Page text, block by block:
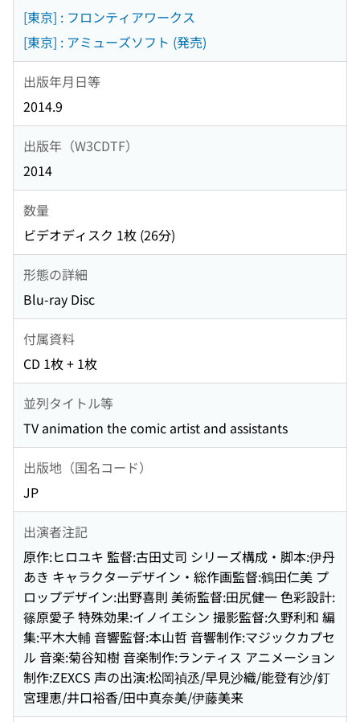
[東京] : フロンティアワークス
[東京] : アミューズソフト (発売)
出版年月日等
2014.9
出版年（W3CDTF）
2014
数量
ビデオディスク 1枚 (26分)
形態の詳細
Blu-ray Disc
付属資料
CD 1枚 + 1枚
並列タイトル等
TV animation the comic artist and assistants
出版地（国名コード）
JP
出演者注記
原作:ヒロユキ 監督:古田丈司 シリーズ構成・脚本:伊丹
あき キャラクターデザイン・総作画監督:鶴田仁美 プ
ロップデザイン:出野喜則 美術監督:田尻健一 色彩設計:
篠原愛子 特殊効果:イノイエシン 撮影監督:久野利和 編
集:平木大輔 音響監督:本山哲 音響制作:マジックカプセ
ル 音楽:菊谷知樹 音楽制作:ランティス アニメーション
制作:ZEXCS 声の出演:松岡禎丞/早見沙織/能登有沙/釘
宮理恵/井口裕香/田中真奈美/伊藤美来